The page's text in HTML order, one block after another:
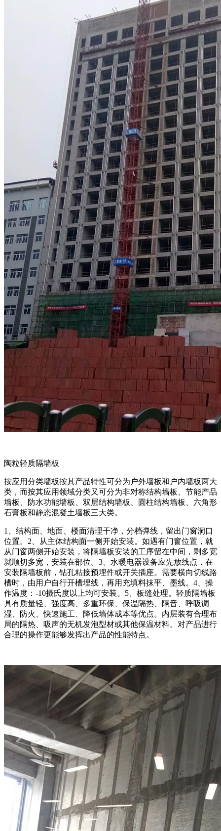
陶粒轻质隔墙板
按应用分类墙板按其产品特性可分为户外墙板和户内墙板两大
类，而按其应用领域分类又可分为非对称结构墙板、节能产品
墙板、防水功能墙板、双层结构墙板、圆柱结构墙板、六角形
石膏板和静态混凝土墙板三大类。
1、结构面、地面、楼面清理干净，分档弹线，留出门窗洞口
位置。2、从主体结构面一侧开始安装。如遇有门窗位置，就
从门窗两侧开始安装，将隔墙板安装的工序留在中间，剩多宽
就顺切多宽，安装在部位。3、水暖电器设备应先放线点，在
安装隔墙板前，钻孔粘接预埋件或开关插座。需要横向切线路
槽时，由用户自行开槽埋线，再用充填料抹平、墨线。4、操
作温度：-10摄氏度以上均可安装。5、板缝处理。轻质隔墙板
具有质量轻、强度高、多重环保、保温隔热、隔音、呼吸调
湿、防火、快速施工、降低墙体成本等优点。内层装有合理布
局的隔热、吸声的无机发泡型材或其他保温材料。对产品进行
合理的操作更能够发挥出产品的性能特点。